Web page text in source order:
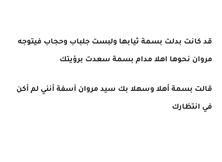
قد كانت بدلت بسمة ثيابها ولبست جلباب وحجاب فيتوجه
مروان نحوها اهلا مدام بسمة سعدت برؤيتك
قالت بسمة أهلا وسهلا بك سيد مروان آسفة أنني لم أكن
في انتظارك